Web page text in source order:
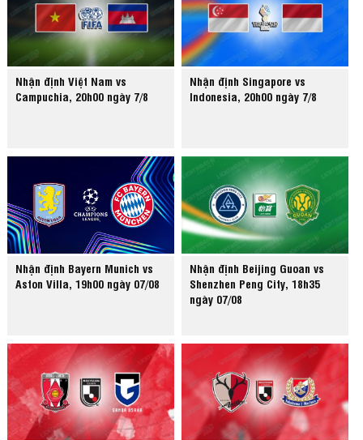
Nhận định Việt Nam vs
Campuchia, 20h00 ngày 7/8
Nhận định Singapore vs
Indonesia, 20h00 ngày 7/8
Nhận định Bayern Munich vs
Aston Villa, 19h00 ngày 07/08
Nhận định Beijing Guoan vs
Shenzhen Peng City, 18h35
ngày 07/08